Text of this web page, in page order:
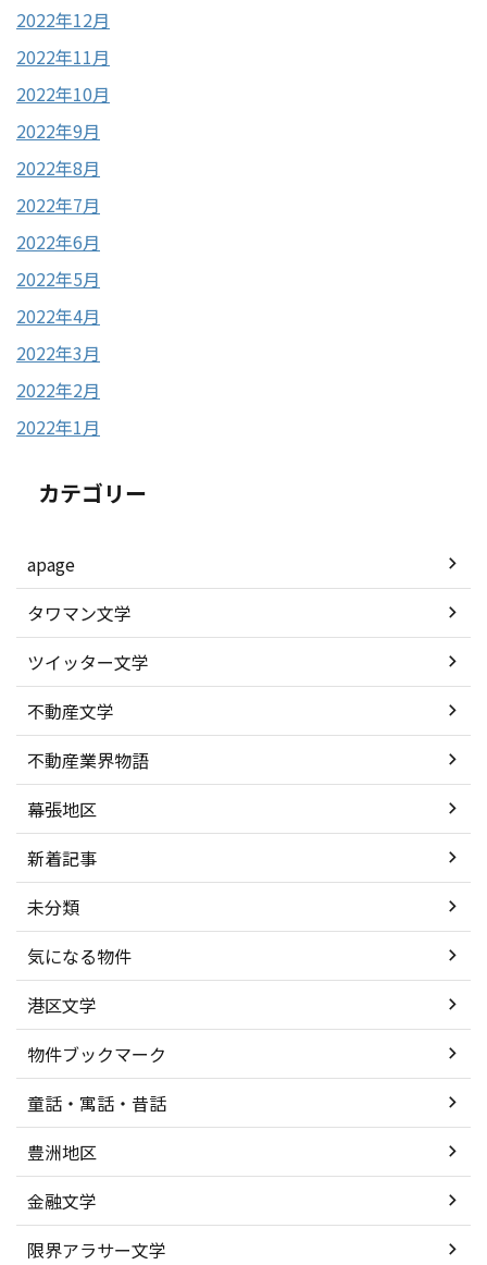
2022年12月
2022年11月
2022年10月
2022年9月
2022年8月
2022年7月
2022年6月
2022年5月
2022年4月
2022年3月
2022年2月
2022年1月
カテゴリー
apage
タワマン文学
ツイッター文学
不動産文学
不動産業界物語
幕張地区
新着記事
未分類
気になる物件
港区文学
物件ブックマーク
童話・寓話・昔話
豊洲地区
金融文学
限界アラサー文学